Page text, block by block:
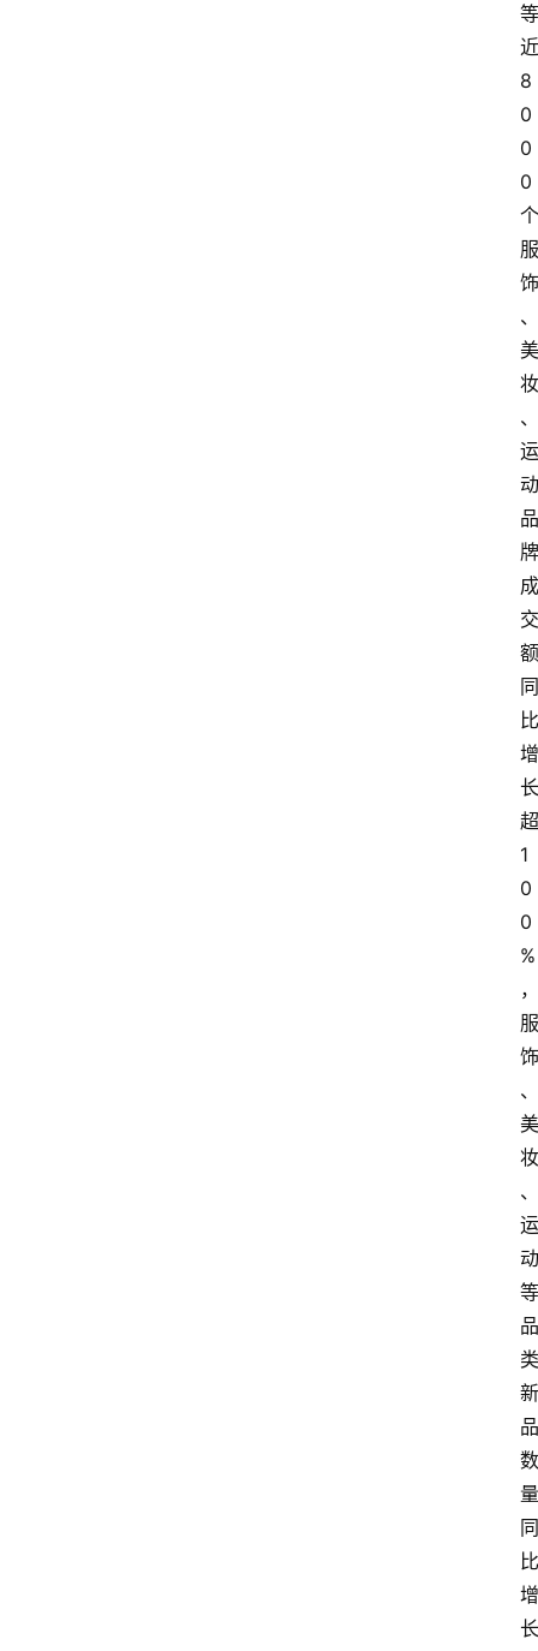
等
近
8
0
0
0
个
服
饰
、
美
妆
、
运
动
品
牌
成
交
额
同
比
增
长
超
1
0
0
%
，
服
饰
、
美
妆
、
运
动
等
品
类
新
品
数
量
同
比
增
长